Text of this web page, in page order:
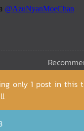
only 1 post in this